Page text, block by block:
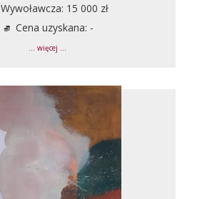
Wywoławcza: 15 000 zł
Cena uzyskana: -
... więcej ...